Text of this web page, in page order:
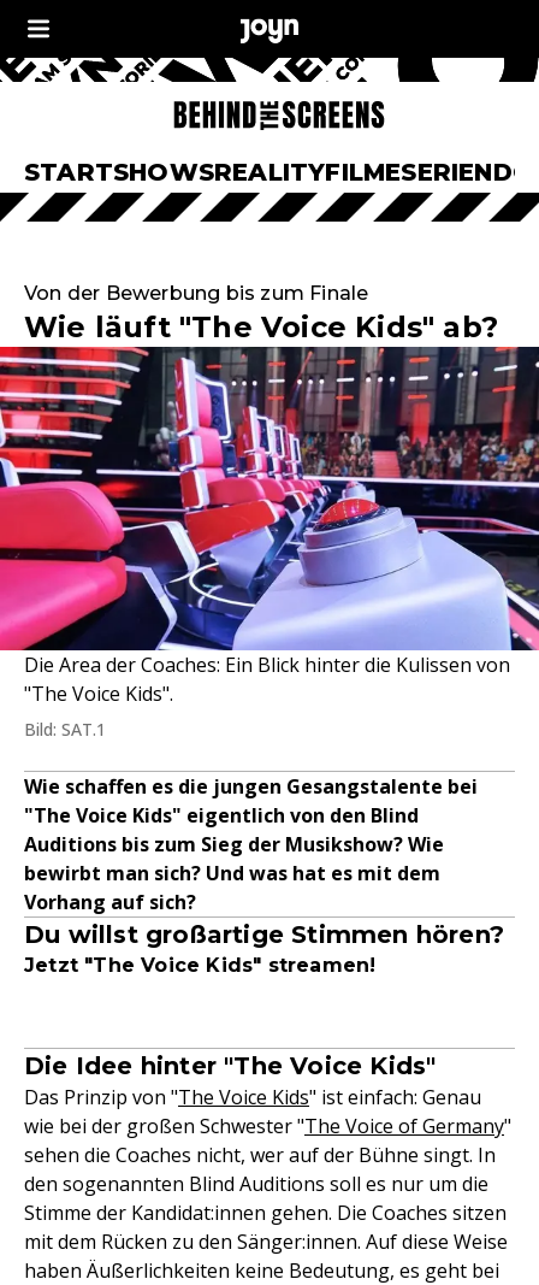
STARTSHOWSREALITYFILMESERIEN
Von der Bewerbung bis zum Finale
Wie läuft "The Voice Kids" ab?
Die Area der Coaches: Ein Blick hinter die Kulissen von
"The Voice Kids".
Bild: SAT.1
Wie schaffen es die jungen Gesangstalente bei
"The Voice Kids" eigentlich von den Blind
Auditions bis zum Sieg der Musikshow? Wie
bewirbt man sich? Und was hat es mit dem
Vorhang auf sich?
Du willst großartige Stimmen hören?
Jetzt "The Voice Kids" streamen!
Die Idee hinter "The Voice Kids"
Das Prinzip von "The Voice Kids" ist einfach: Genau
wie bei der großen Schwester "The Voice of Germany"
sehen die Coaches nicht, wer auf der Bühne singt. In
den sogenannten Blind Auditions soll es nur um die
Stimme der Kandidat:innen gehen. Die Coaches sitzen
mit dem Rücken zu den Sänger:innen. Auf diese Weise
haben Äußerlichkeiten keine Bedeutung, es geht bei